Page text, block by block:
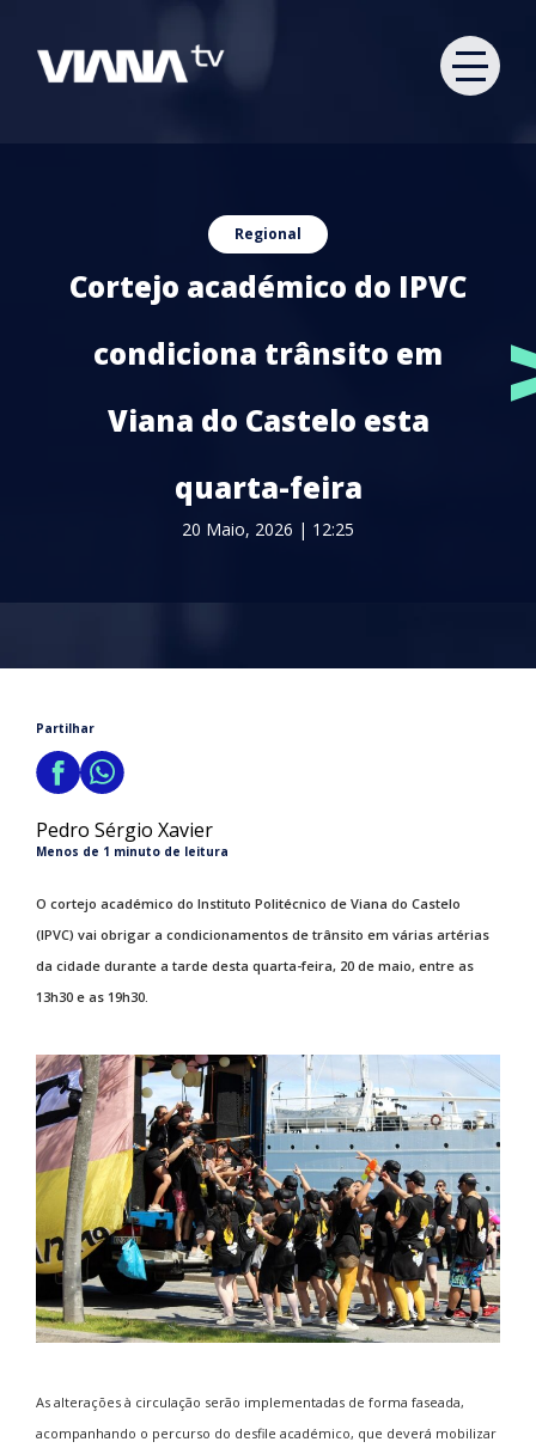
Regional
Cortejo académico do IPVC
condiciona trânsito em
Viana do Castelo esta
quarta-feira
20 Maio, 2026 | 12:25
Partilhar
Pedro Sérgio Xavier
Menos de 1 minuto de leitura
O cortejo académico do Instituto Politécnico de Viana do Castelo
(IPVC) vai obrigar a condicionamentos de trânsito em várias artérias
da cidade durante a tarde desta quarta-feira, 20 de maio, entre as
13h30 e as 19h30.
As alterações à circulação serão implementadas de forma faseada,
acompanhando o percurso do desfile académico, que deverá mobilizar